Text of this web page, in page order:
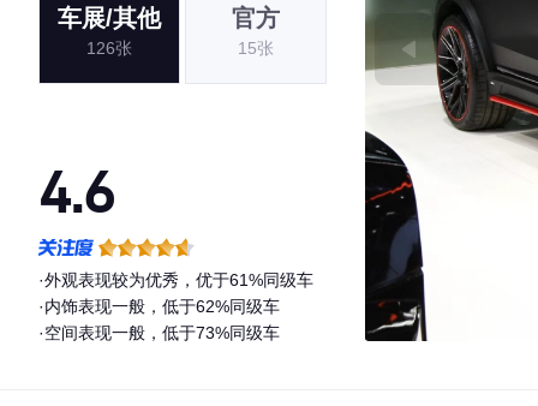
车展/其他
126张
官方
15张
4.6
·外观表现较为优秀，优于61%同级车
·内饰表现一般，低于62%同级车
·空间表现一般，低于73%同级车